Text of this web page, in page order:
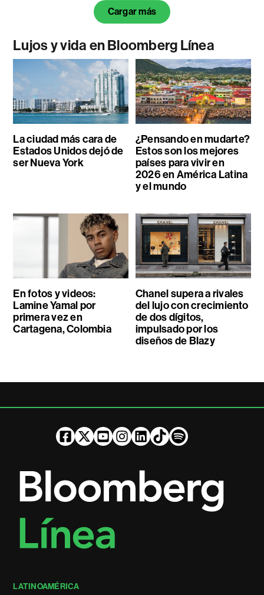
Cargar más
Lujos y vida en Bloomberg Línea
La ciudad más cara de
Estados Unidos dejó de
ser Nueva York
¿Pensando en mudarte?
Estos son los mejores
países para vivir en
2026 en América Latina
y el mundo
En fotos y videos:
Lamine Yamal por
primera vez en
Cartagena, Colombia
Chanel supera a rivales
del lujo con crecimiento
de dos dígitos,
impulsado por los
diseños de Blazy
LATINOAMÉRICA